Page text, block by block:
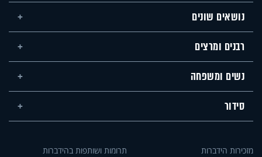
נושאים שונים
רבנים ומרצים
נשים ומשפחה
סידור
מזכירות הידברות תרומות ושותפות בהידברות